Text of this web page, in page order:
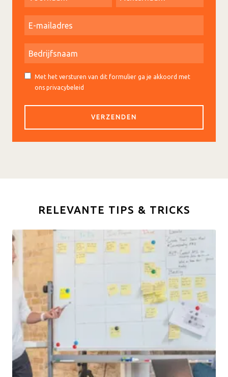
Met het versturen van dit formulier ga je akkoord met
ons privacybeleid
RELEVANTE TIPS & TRICKS